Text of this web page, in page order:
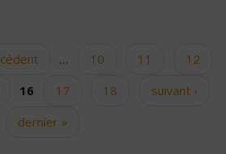
… 10 11
12
16 17 18
suivant ›
dernier »